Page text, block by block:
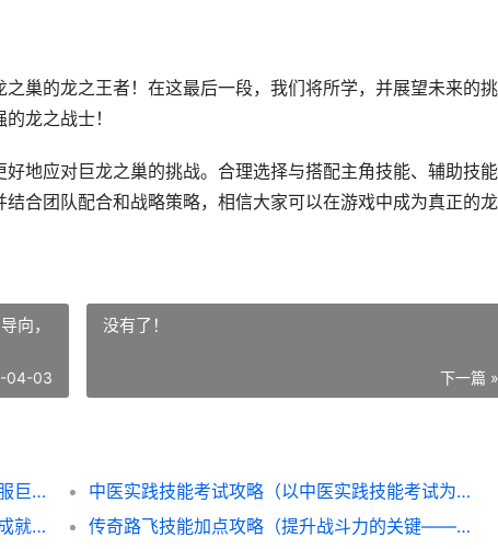
巢的龙之王者！在这最后一段，我们将所学，并展望未来的挑
龙之战士！
地应对巨龙之巢的挑战。合理选择与搭配主角技能、辅助技
合团队配合和战略策略，相信大家可以在游戏中成为真正的
向，
04-03
没有了！
下一篇 »
巨龙之巢技能搭配攻略（掌握技能搭配，征服巨龙之巢的无尽挑战！）
中医实践技能考试攻略（以中医实践技能考试为导向，掌握备考技巧与突破方法）
天真性武王技能搭配攻略（解锁武王技能，成就天真之王！）
传奇路飞技能加点攻略（提升战斗力的关键——传奇路飞技能加点解析）